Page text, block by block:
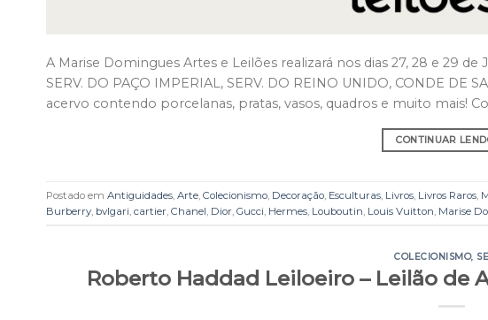
A Marise Domingues Artes e Leilões realizará nos dias 27, 28 e 29 de
SERV. DO PAÇO IMPERIAL, SERV. DO REINO UNIDO, CONDE DE
acervo contendo porcelanas, pratas, vasos, quadros e muito mais!
CONTINUAR
Postado em Antiguidades Arte Colecionismo Decoração Esculturas Livros Livros Raros
Burberry bvlgari cartier Chanel Dior Gucci Hermes Louboutin Louis Vuitton Marise
COLECIONISMO,
Roberto Haddad Leiloeiro – Leilão de